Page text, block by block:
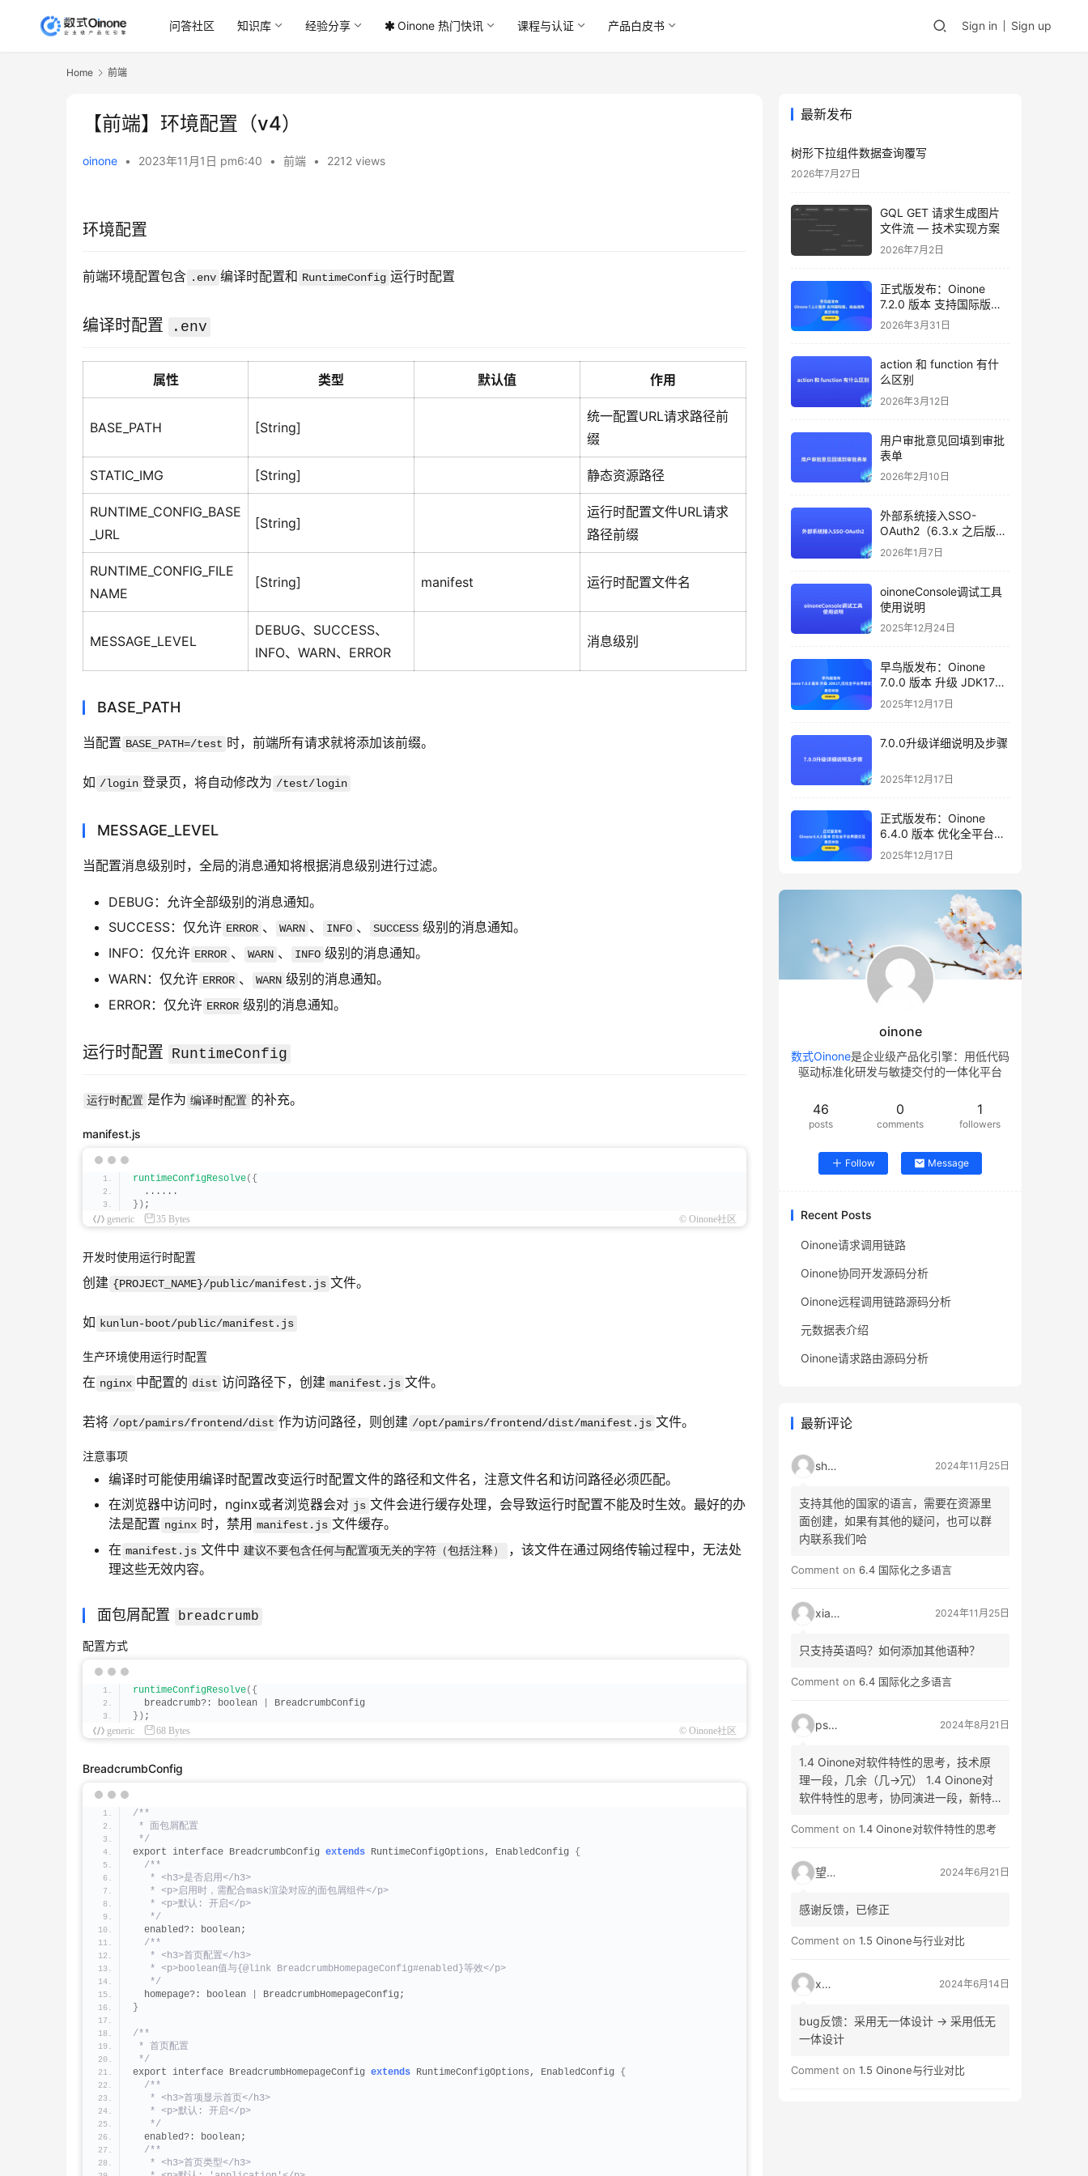
问答社区 知识库 经验分享 Oinone 热门快讯 课程与认证 产品白皮书 Sign in Sign up
Home 前端
【前端】环境配置（v4）
oinone • 2023年11月1日 pm6:40 • 前端 • 2212 views
环境配置
前端环境配置包含 .env 编译时配置和 RuntimeConfig 运行时配置
编译时配置 .env
属性 类型 默认值 作用
BASE_PATH [String]
统一配置URL请求路径前
缀
STATIC_IMG [String] 静态资源路径
RUNTIME_CONFIG_BASE
_URL
[String]
运行时配置文件URL请求
路径前缀
RUNTIME_CONFIG_FILE
NAME
[String] manifest 运行时配置文件名
MESSAGE_LEVEL
DEBUG、SUCCESS、
INFO、WARN、ERROR
消息级别
BASE_PATH
当配置 BASE_PATH=/test 时，前端所有请求就将添加该前缀。
如 /login 登录页，将自动修改为 /test/login
MESSAGE_LEVEL
当配置消息级别时，全局的消息通知将根据消息级别进行过滤。
DEBUG：允许全部级别的消息通知。
SUCCESS：仅允许 ERROR 、 WARN 、 INFO 、 SUCCESS 级别的消息通知。
INFO：仅允许 ERROR 、 WARN 、 INFO 级别的消息通知。
WARN：仅允许 ERROR 、 WARN 级别的消息通知。
ERROR：仅允许 ERROR 级别的消息通知。
运行时配置 RuntimeConfig
运行时配置 是作为 编译时配置 的补充。
manifest.js
runtimeConfigResolve({
  ......
}) ;
generic
35 Bytes © Oinone社区
开发时使用运行时配置
创建 {PROJECT_NAME}/public/manifest.js 文件。
如 kunlun-boot/public/manifest.js
生产环境使用运行时配置
在 nginx 中配置的 dist 访问路径下，创建 manifest.js 文件。
若将 /opt/pamirs/frontend/dist 作为访问路径，则创建 /opt/pamirs/frontend/dist/manifest.js 文件。
注意事项
编译时可能使用编译时配置改变运行时配置文件的路径和文件名，注意文件名和访问路径必须匹配。
在浏览器中访问时，nginx或者浏览器会对 js 文件会进行缓存处理，会导致运行时配置不能及时生效。最好的办
法是配置 nginx 时，禁用 manifest.js 文件缓存。
在 manifest.js 文件中 建议不要包含任何与配置项无关的字符（包括注释）
，该文件在通过网络传输过程中，无法处
理这些无效内容。
面包屑配置 breadcrumb
配置方式
runtimeConfigResolve({
  breadcrumb?: boolean
BreadcrumbConfig
}) ;
generic
68 Bytes © Oinone社区
BreadcrumbConfig
/**
* 面包屑配置
*/
export interface BreadcrumbConfig extends RuntimeConfigOptions, EnabledConfig {
/**
   * <h3>是否启用</h3>
   * <p>启用时，需配合mask渲染对应的面包屑组件</p>
   * <p>默认: 开启</p>
   */
  enabled?: boolean;
/**
   * <h3>首页配置</h3>
   * <p>boolean值与{@link BreadcrumbHomepageConfig#enabled}等效</p>
   */
  homepage?: boolean
BreadcrumbHomepageConfig;
}
/**
* 首页配置
*/
export interface BreadcrumbHomepageConfig extends RuntimeConfigOptions, EnabledConfig {
/**
   * <h3>首项显示首页</h3>
   * <p>默认: 开启</p>
   */
  enabled?: boolean;
/**
   * <h3>首页类型</h3>
最新发布
树形下拉组件数据查询覆写
2026年7月27日
GQL GET 请求生成图片
文件流 — 技术实现方案
2026年7月2日
正式版发布：Oinone
7.2.0 版本 支持国际版，
自由选购，邀您体验
2026年3月31日
action 和 function 有什
么区别
2026年3月12日
用户审批意见回填到审批
表单
2026年2月10日
外部系统接入SSO-
OAuth2（6.3.x 之后版本
支持）
2026年1月7日
oinoneConsole调试工具
使用说明
2025年12月24日
早鸟版发布：Oinone
7.0.0 版本 升级 JDK17，
优化全平台界面交互，邀
您体验
2025年12月17日
7.0.0升级详细说明及步骤
2025年12月17日
正式版发布：Oinone
6.4.0 版本 优化全平台界
面交互，邀您体验
2025年12月17日
oinone
数式Oinone是企业级产品化引擎：用低代码
驱动标准化研发与敏捷交付的一体化平台
46
posts
0
comments
1
followers
Follow Message
Recent Posts
Oinone请求调用链路
Oinone协同开发源码分析
Oinone远程调用链路源码分析
元数据表介绍
Oinone请求路由源码分析
最新评论
shao 2024年11月25日
支持其他的国家的语言，需要在资源里
面创建，如果有其他的疑问，也可以群
内联系我们哈
Comment on 6.4 国际化之多语言
xiao3 2024年11月25日
只支持英语吗？如何添加其他语种？
Comment on 6.4 国际化之多语言
psyy 2024年8月21日
1.4 Oinone对软件特性的思考，技术原
理一段，几余（几->冗） 1.4 Oinone对
软件特性的思考，协同演进一段，新特
Comment on 1.4 Oinone对软件特性的思考
望闲 2024年6月21日
感谢反馈，已修正
Comment on 1.5 Oinone与行业对比
xinf 2024年6月14日
bug反馈：采用无一体设计 -> 采用低无
一体设计
Comment on 1.5 Oinone与行业对比